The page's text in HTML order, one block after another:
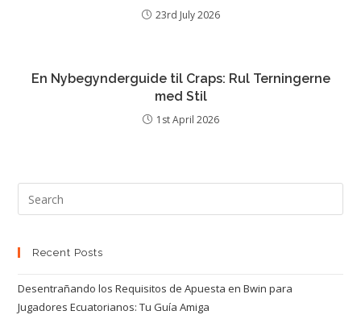
23rd July 2026
En Nybegynderguide til Craps: Rul Terningerne
med Stil
1st April 2026
Recent Posts
Desentrañando los Requisitos de Apuesta en Bwin para
Jugadores Ecuatorianos: Tu Guía Amiga